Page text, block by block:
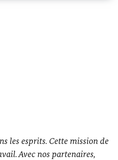
les esprits. Cette mission de
Avec nos partenaires,